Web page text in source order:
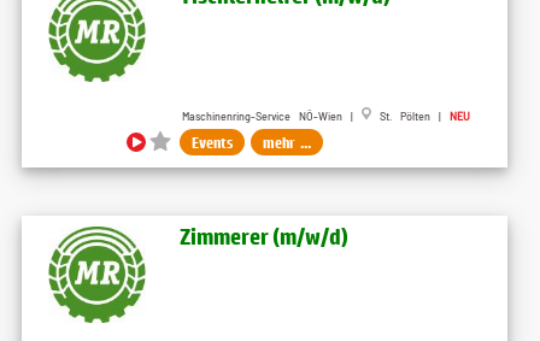
Maschinenring-Service NÖ-Wien | St. Pölten | NEU
Events mehr ...
Zimmerer (m​/w​/d)